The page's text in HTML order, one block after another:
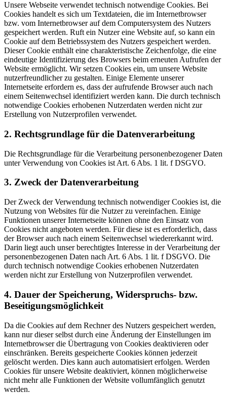
Unsere Webseite verwendet technisch notwendige Cookies. Bei
Cookies handelt es sich um Textdateien, die im Internetbrowser
bzw. vom Internetbrowser auf dem Computersystem des Nutzers
gespeichert werden. Ruft ein Nutzer eine Website auf, so kann ein
Cookie auf dem Betriebssystem des Nutzers gespeichert werden.
Dieser Cookie enthält eine charakteristische Zeichenfolge, die eine
eindeutige Identifizierung des Browsers beim erneuten Aufrufen der
Website ermöglicht. Wir setzen Cookies ein, um unsere Website
nutzerfreundlicher zu gestalten. Einige Elemente unserer
Internetseite erfordern es, dass der aufrufende Browser auch nach
einem Seitenwechsel identifiziert werden kann. Die durch technisch
notwendige Cookies erhobenen Nutzerdaten werden nicht zur
Erstellung von Nutzerprofilen verwendet.
2. Rechtsgrundlage für die Datenverarbeitung
Die Rechtsgrundlage für die Verarbeitung personenbezogener Daten
unter Verwendung von Cookies ist Art. 6 Abs. 1 lit. f DSGVO.
3. Zweck der Datenverarbeitung
Der Zweck der Verwendung technisch notwendiger Cookies ist, die
Nutzung von Websites für die Nutzer zu vereinfachen. Einige
Funktionen unserer Internetseite können ohne den Einsatz von
Cookies nicht angeboten werden. Für diese ist es erforderlich, dass
der Browser auch nach einem Seitenwechsel wiedererkannt wird.
Darin liegt auch unser berechtigtes Interesse in der Verarbeitung der
personenbezogenen Daten nach Art. 6 Abs. 1 lit. f DSGVO. Die
durch technisch notwendige Cookies erhobenen Nutzerdaten
werden nicht zur Erstellung von Nutzerprofilen verwendet.
4. Dauer der Speicherung, Widerspruchs- bzw.
Beseitigungsmöglichkeit
Da die Cookies auf dem Rechner des Nutzers gespeichert werden,
kann nur dieser selbst durch eine Änderung der Einstellungen im
Internetbrowser die Übertragung von Cookies deaktivieren oder
einschränken. Bereits gespeicherte Cookies können jederzeit
gelöscht werden. Dies kann auch automatisiert erfolgen. Werden
Cookies für unsere Website deaktiviert, können möglicherweise
nicht mehr alle Funktionen der Website vollumfänglich genutzt
werden.